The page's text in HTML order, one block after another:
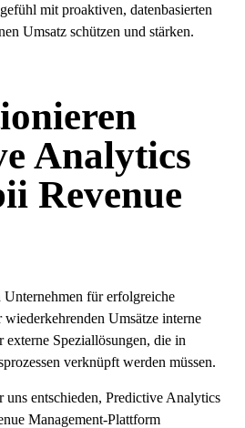
mit proaktiven, datenbasierten
Umsatz schützen und stärken.
Analytics
Revenue
für erfolgreiche
Umsätze interne
externe Speziallösungen, die in
verknüpft werden müssen.
uns entschieden, Predictive Analytics
Management-Plattform